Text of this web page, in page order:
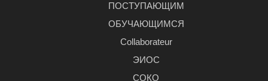
ПОСТУПАЮЩИМ
ОБУЧАЮЩИМСЯ
Сollaborateur
ЭИОС
СОКО